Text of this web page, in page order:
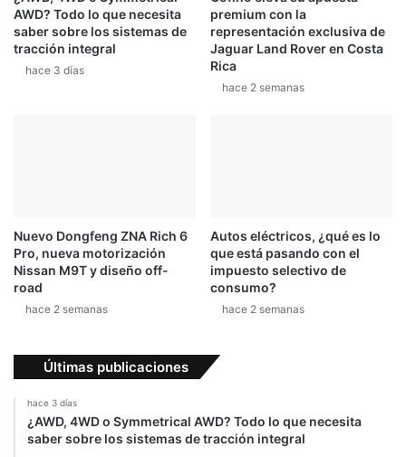
n
t
o
l
l
a
e
n
t
p
a
t
AWD? Todo lo que necesita
saber sobre los sistemas de
tracción integral
hace 3 días
premium con la
representación exclusiva de
Jaguar Land Rover en Costa
Rica
hace 2 semanas
Nuevo Dongfeng ZNA Rich 6
Pro, nueva motorización
Nissan M9T y diseño off-
road
hace 2 semanas
Autos eléctricos, ¿qué es lo
que está pasando con el
impuesto selectivo de
consumo?
hace 2 semanas
Últimas publicaciones
hace 3 días
¿AWD, 4WD o Symmetrical AWD? Todo lo que necesita
saber sobre los sistemas de tracción integral